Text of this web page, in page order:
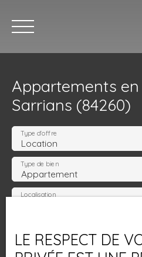
Nos annonces
Appartements
Sarrians (84260)
Location
Type d'offre
Appartement
Type de bien
Localisation
LE RESPECT DE